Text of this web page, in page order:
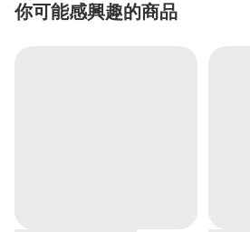
你可能感興趣的商品